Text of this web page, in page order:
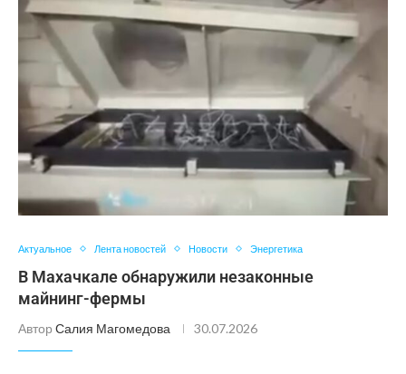
Актуальное Лента новостей Новости Энергетика
В Махачкале обнаружили незаконные
майнинг-фермы
Автор Салия Магомедова 30.07.2026